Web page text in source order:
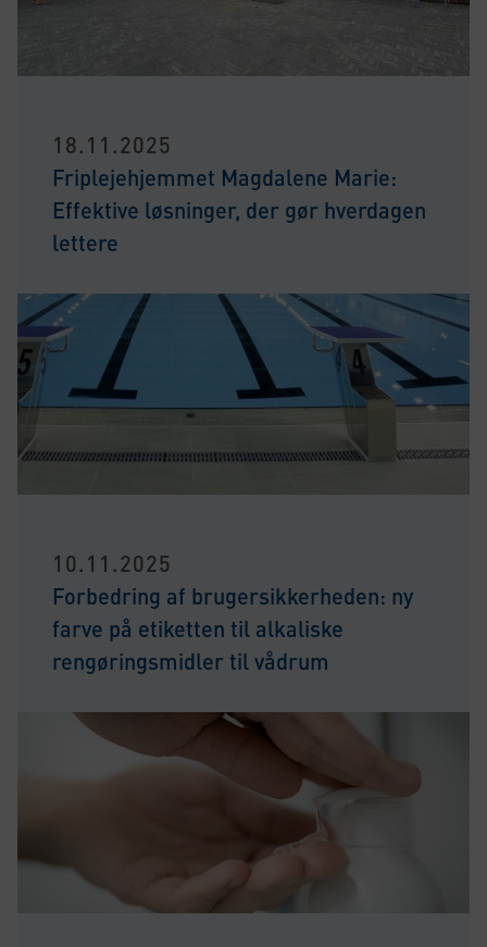
18.11.2025
Friplejehjemmet Magdalene Marie:
Effektive løsninger, der gør hverdagen
lettere
10.11.2025
Forbedring af brugersikkerheden: ny
farve på etiketten til alkaliske
rengøringsmidler til vådrum